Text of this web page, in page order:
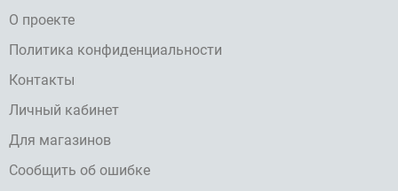
О проекте
Политика конфиденциальности
Контакты
Личный кабинет
Для магазинов
Сообщить об ошибке